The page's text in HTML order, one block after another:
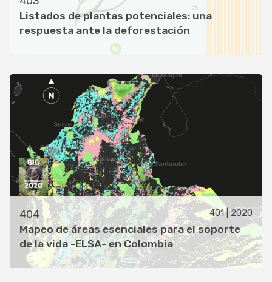
Listados de plantas potenciales: una
respuesta ante la deforestación
404 401 | 2020
Mapeo de áreas esenciales para el soporte
de la vida -ELSA- en Colombia